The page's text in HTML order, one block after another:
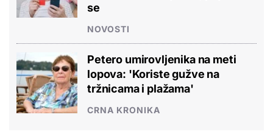
se
NOVOSTI
Petero umirovljenika na meti
lopova: 'Koriste gužve na
tržnicama i plažama'
CRNA KRONIKA